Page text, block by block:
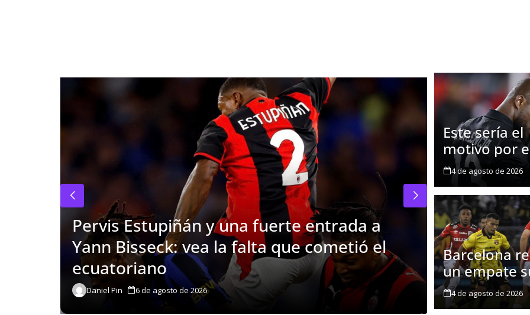
Pervis Estupiñán y una fuerte entrada a
Yann Bisseck: vea la falta que cometió el
ecuatoriano
Daniel Pin 6 de agosto de 2026
Este sería
Valencia
Daniel Pin 4 de
Este sería el
motivo por
Enner
regresaría a
Emelec
4 de agosto de 2026
Barcelona
un empate
ante
LigaPro
4 de agosto de 2026